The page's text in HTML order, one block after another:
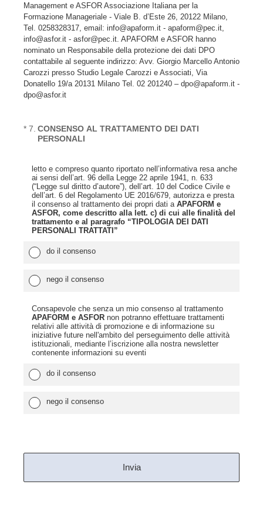
Management e ASFOR Associazione Italiana per la
Formazione Manageriale - Viale B. d’Este 26, 20122 Milano,
Tel. 0258328317, email: info@apaform.it - apaform@pec.it,
info@asfor.it - asfor@pec.it. APAFORM e ASFOR hanno
nominato un Responsabile della protezione dei dati DPO
contattabile al seguente indirizzo: Avv. Giorgio Marcello Antonio
Carozzi presso Studio Legale Carozzi e Associati, Via
Donatello 19/a 20131 Milano Tel. 02 201240 – dpo@apaform.it -
dpo@asfor.it
* 7 CONSENSO AL TRATTAMENTO DEI DATI
PERSONALI
(Obbligatorio)
letto e compreso quanto riportato nell’informativa resa anche
ai sensi dell’art. 96 della Legge 22 aprile 1941, n. 633
(“Legge sul diritto d’autore”), dell’art. 10 del Codice Civile e
dell’art. 6 del Regolamento UE 2016/679, autorizza e presta
il consenso al trattamento dei propri dati a APAFORM e
ASFOR, come descritto alla lett. c) di cui alle finalità del
trattamento e al paragrafo “TIPOLOGIA DEI DATI
PERSONALI TRATTATI”
do il consenso
nego il consenso
Consapevole che senza un mio consenso al trattamento
APAFORM e ASFOR non potranno effettuare trattamenti
relativi alle attività di promozione e di informazione su
iniziative future nell'ambito del perseguimento delle attività
istituzionali, mediante l’iscrizione alla nostra newsletter
contenente informazioni su eventi
do il consenso
nego il consenso
Invia